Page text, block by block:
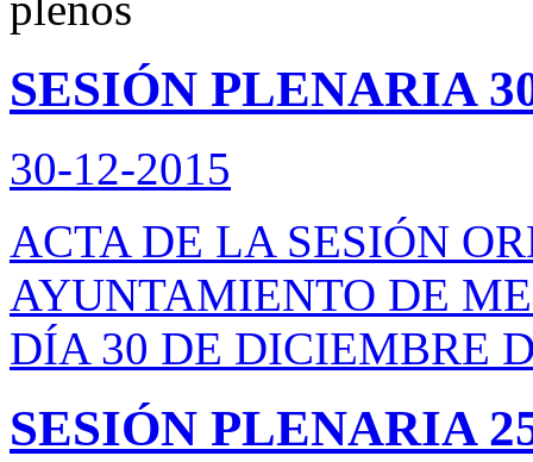
SESIÓN PLENARIA
30-12-2015
ACTA DE LA SESIÓN
AYUNTAMIENTO DE
DÍA 30 DE DICIEMBRE
SESIÓN PLENARIA